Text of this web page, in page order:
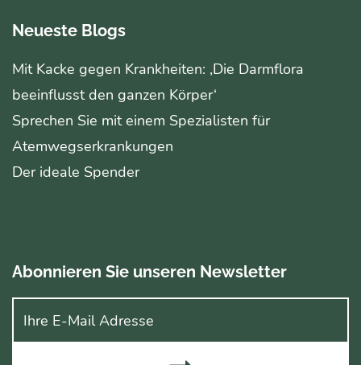
Neueste Blogs
Mit Kacke gegen Krankheiten: ‚Die Darmflora
beeinflusst den ganzen Körper‘
Sprechen Sie mit einem Spezialisten für
Atemwegserkrankungen
Der ideale Spender
Abonnieren Sie unseren Newsletter